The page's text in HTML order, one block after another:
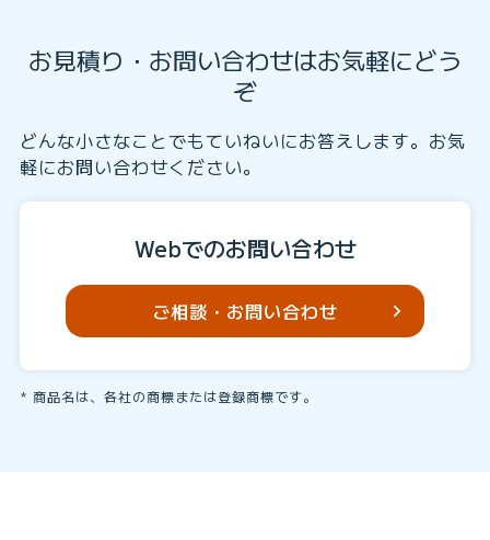
お見積り・お問い合わせはお気軽にどう
ぞ
どんな小さなことでもていねいにお答えします。お気
軽にお問い合わせください。
Webでのお問い合わせ
ご相談・お問い合わせ
商品名は、各社の商標または登録商標です。